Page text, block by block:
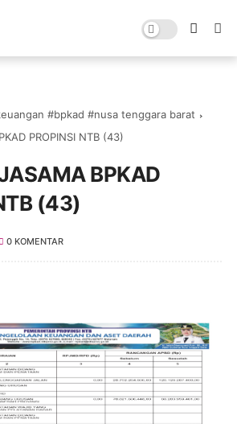
#bpkad #nusa tenggara barat
PROPINSI NTB (43)
BPKAD
(43)
0 KOMENTAR